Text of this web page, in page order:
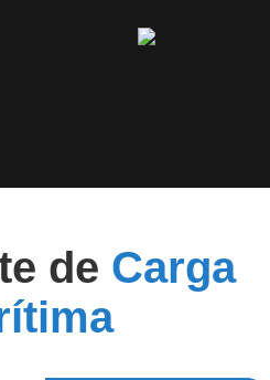
de Carga